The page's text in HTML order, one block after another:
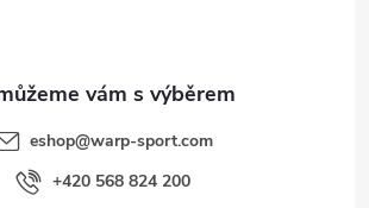
eshop@warp-sport.com
+420 568 824 200